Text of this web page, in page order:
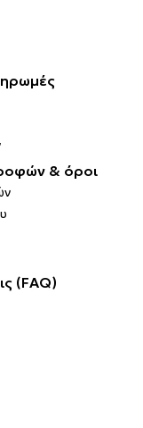
& όροι
(FAQ)